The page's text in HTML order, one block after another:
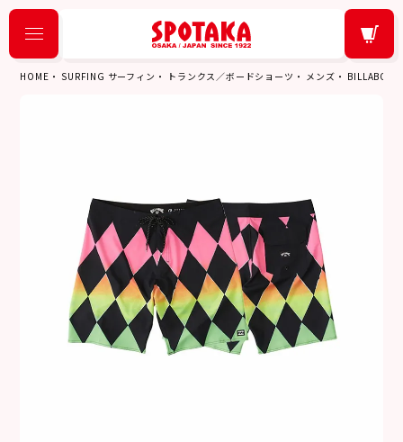
HOME SURFING サーフィン トランクス／ボードショーツ メンズ